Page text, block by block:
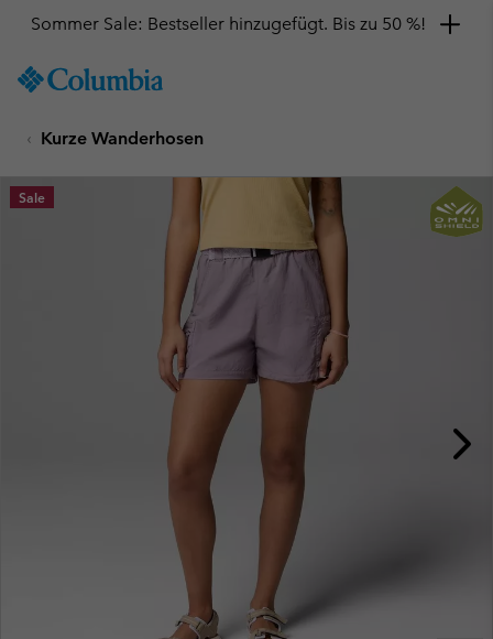
TO
SKIP
MAIN
NAV
Sommer Sale: Bestseller hinzugefügt. Bis zu 50 %!
Kurze Wanderhosen
Sale